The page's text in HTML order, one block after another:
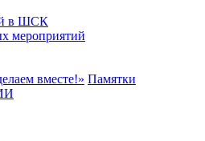
в ШСК
мероприятий
вместе!» Памятки